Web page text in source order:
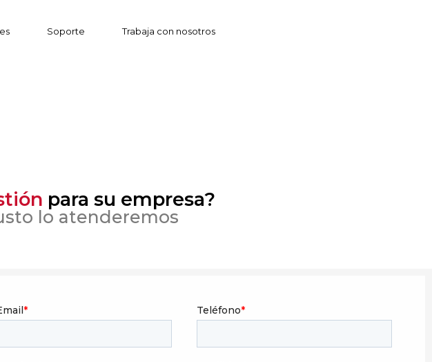
Soporte Trabaja con nosotros
para su empresa?
lo atenderemos